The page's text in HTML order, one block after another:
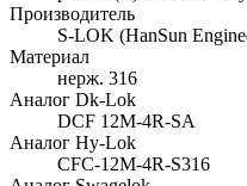
Производитель
S-LOK (HanSun
Материал
нерж. 316
Аналог Dk-Lok
DCF 12M-4R-SA
Аналог Hy-Lok
CFC-12M-4R-S316